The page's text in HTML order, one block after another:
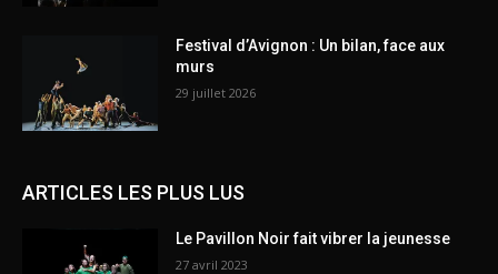
Festival d’Avignon : Un bilan, face aux
murs
29 juillet 2026
ARTICLES LES PLUS LUS
Le Pavillon Noir fait vibrer la jeunesse
27 avril 2023